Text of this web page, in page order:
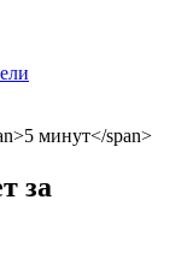
за